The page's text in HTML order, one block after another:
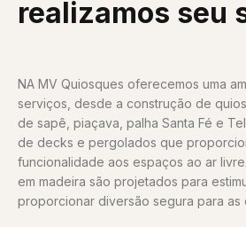
realizamos seu
NA MV Quiosques oferecemos uma
serviços, desde a construção de
de sapê, piaçava, palha Santa Fé e
de decks e pergolados que
funcionalidade aos espaços ao ar
em madeira são projetados para
proporcionar diversão segura para as